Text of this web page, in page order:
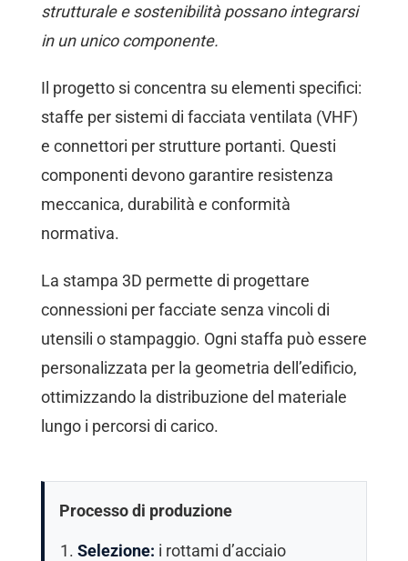
strutturale e sostenibilità possano integrarsi
in un unico componente.
Il progetto si concentra su elementi specifici:
staffe per sistemi di facciata ventilata (VHF)
e connettori per strutture portanti. Questi
componenti devono garantire resistenza
meccanica, durabilità e conformità
normativa.
La stampa 3D permette di progettare
connessioni per facciate senza vincoli di
utensili o stampaggio. Ogni staffa può essere
personalizzata per la geometria dell’edificio,
ottimizzando la distribuzione del materiale
lungo i percorsi di carico.
Processo di produzione
Selezione: i rottami d’acciaio